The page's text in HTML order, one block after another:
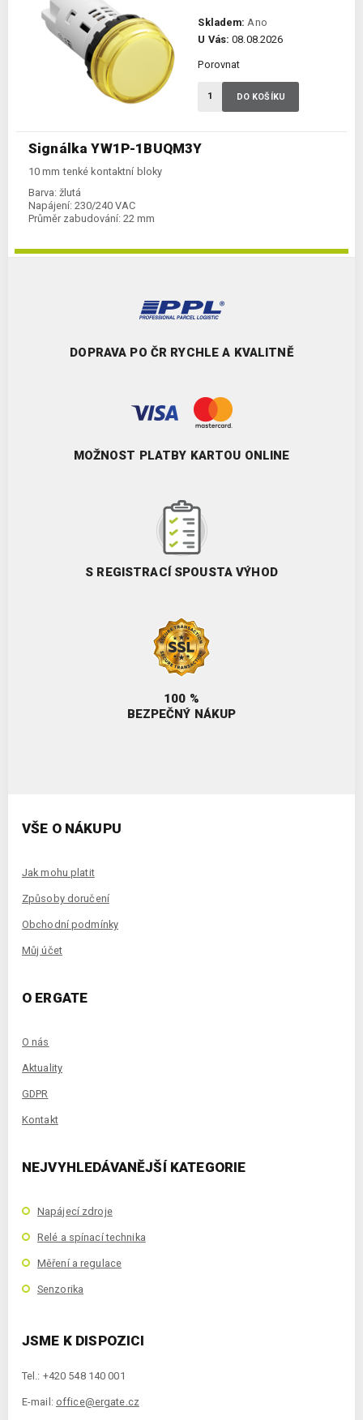
Signálka YW1P-1BUQM3Y
10 mm tenké kontaktní bloky
Barva: žlutá
Napájení: 230/240 VAC
Průměr zabudování: 22 mm
Skladem: Ano
U Vás: 08.08.2026
Porovnat
DO KOŠÍKU
DOPRAVA PO ČR RYCHLE A KVALITNĚ
MOŽNOST PLATBY KARTOU ONLINE
S REGISTRACÍ SPOUSTA VÝHOD
100 %
BEZPEČNÝ NÁKUP
VŠE O NÁKUPU
Jak mohu platit
Způsoby doručení
Obchodní podmínky
Můj účet
O ERGATE
O nás
Aktuality
GDPR
Kontakt
NEJVYHLEDÁVANĚJŠÍ KATEGORIE
Napájecí zdroje
Relé a spínací technika
Měření a regulace
Senzorika
JSME K DISPOZICI
Tel.: +420 548 140 001
E-mail: office@ergate.cz